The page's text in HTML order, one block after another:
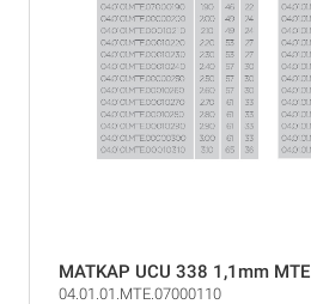
MATKAP UCU 338 1,1mm MTE
04.01.01.MTE.07000110